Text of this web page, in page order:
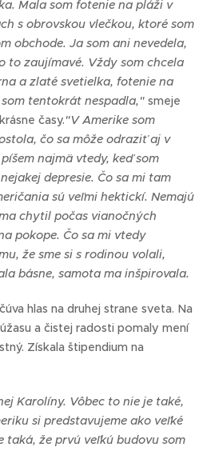
Mala som fotenie na pláži v
s obrovskou vlečkou, ktoré som
obchode. Ja som ani nevedela,
to zaujímavé. Vždy som chcela
a zlaté svetielka, fotenie na
tentokrát nespadla," smeje
časy."V Amerike som
čo sa môže odraziť aj v
najmä vtedy, keď som
depresie. Čo sa mi tam
sú veľmi hektickí. Nemajú
chytil počas vianočných
pokope. Čo sa mi vtedy
že sme si s rodinou volali,
básne, samota ma inšpirovala.
hlas na druhej strane sveta. Na
a čistej radosti pomaly mení
Získala štipendium na
Karolíny. Vôbec to nie je také,
si predstavujeme ako veľké
taká, že prvú veľkú budovu som